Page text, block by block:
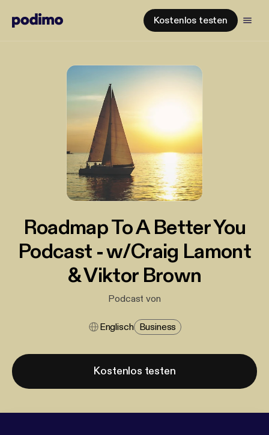
Kostenlos testen
Roadmap To A Better You
Podcast - w/Craig Lamont
& Viktor Brown
Podcast von
Englisch Business
Kostenlos testen